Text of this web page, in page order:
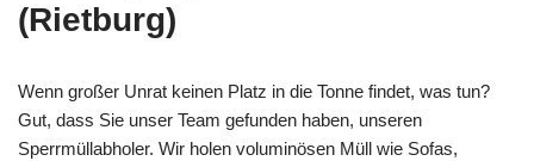
(Rietburg)
Wenn großer Unrat keinen Platz in die Tonne findet, was tun?
Gut, dass Sie unser Team gefunden haben, unseren
Sperrmüllabholer. Wir holen voluminösen Müll wie Sofas,